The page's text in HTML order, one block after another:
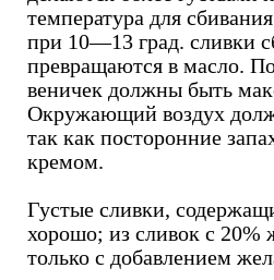
температура для
при 10—13 град. сливки
превращаются в масло.
веничек должны быть
Окружающий воздух
так как посторонние
кремом.
Густые сливки,
хорошо; из сливок с
только с добавлением